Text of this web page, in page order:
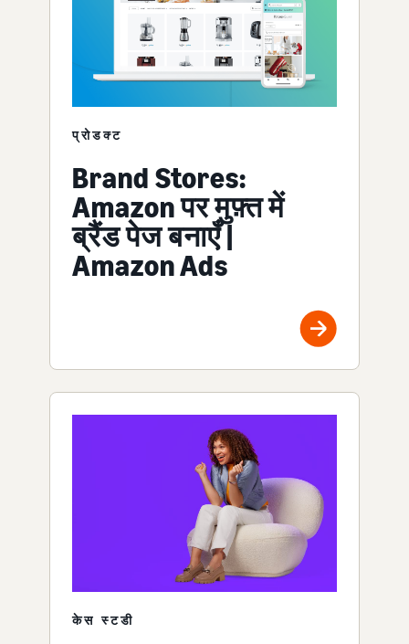
प्रोडक्ट
Brand Stores:
Amazon पर मुफ़्त में
ब्रैंड पेज बनाएँ |
Amazon Ads
केस स्टडी